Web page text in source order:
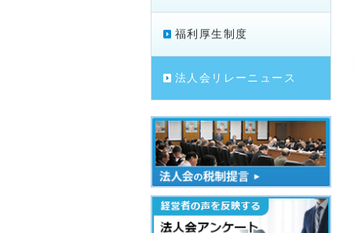
福利厚生制度
法人会リレーニュース